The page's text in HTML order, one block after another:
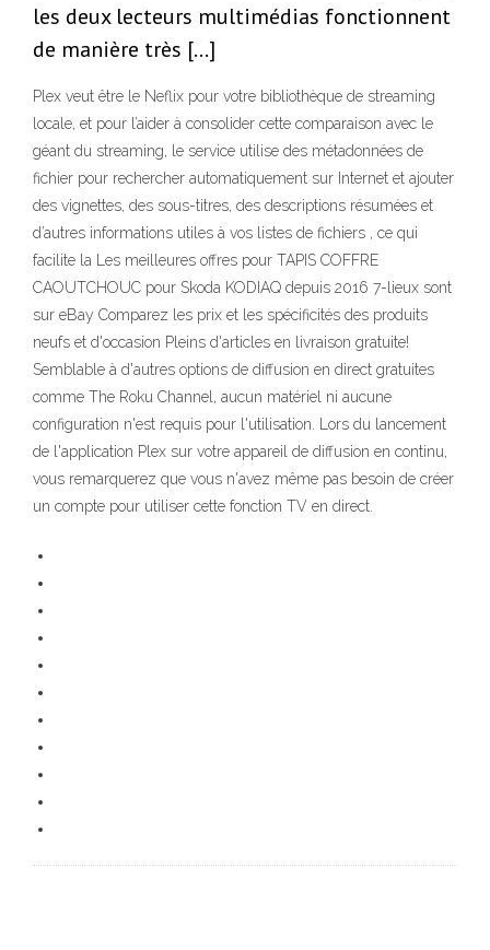
les deux lecteurs multimédias fonctionnent
de manière très […]
Plex veut être le Neflix pour votre bibliothèque de streaming
locale, et pour l’aider à consolider cette comparaison avec le
géant du streaming, le service utilise des métadonnées de
fichier pour rechercher automatiquement sur Internet et ajouter
des vignettes, des sous-titres, des descriptions résumées et
d’autres informations utiles à vos listes de fichiers , ce qui
facilite la Les meilleures offres pour TAPIS COFFRE
CAOUTCHOUC pour Skoda KODIAQ depuis 2016 7-lieux sont
sur eBay Comparez les prix et les spécificités des produits
neufs et d'occasion Pleins d'articles en livraison gratuite!
Semblable à d'autres options de diffusion en direct gratuites
comme The Roku Channel, aucun matériel ni aucune
configuration n'est requis pour l'utilisation. Lors du lancement
de l'application Plex sur votre appareil de diffusion en continu,
vous remarquerez que vous n'avez même pas besoin de créer
un compte pour utiliser cette fonction TV en direct.